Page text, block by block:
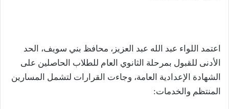
اعتمد اللواء عبد الله عبد العزيز، محافظ بني سويف، الحد
الأدنى للقبول بمرحلة الثانوي العام للطلاب الحاصلين على
الشهادة الإعدادية العامة، وجاءت القرارات لتشمل المسارين
المنتظم والخدمات: